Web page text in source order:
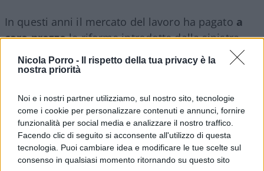
Nicola Porro -
Il rispetto della tua privacy è la
nostra priorità
Noi e i nostri partner utilizziamo, sul nostro sito, tecnologie
come i cookie per personalizzare contenuti e annunci, fornire
funzionalità per social media e analizzare il nostro traffico.
Facendo clic di seguito si acconsente all'utilizzo di questa
tecnologia. Puoi cambiare idea e modificare le tue scelte sul
consenso in qualsiasi momento ritornando su questo sito
In questi anni il mercato del lavoro ha pagato a
caro prezzole riforme introdotte dalla sinistra
socialista di Sanchez, che limitando quasi
totalmente i contratti temporanei ha irrigidito il
assunzioni. Fa pensare alle proposte di Landini!
Modello Meloni
Partido Popularguidato daAlberto